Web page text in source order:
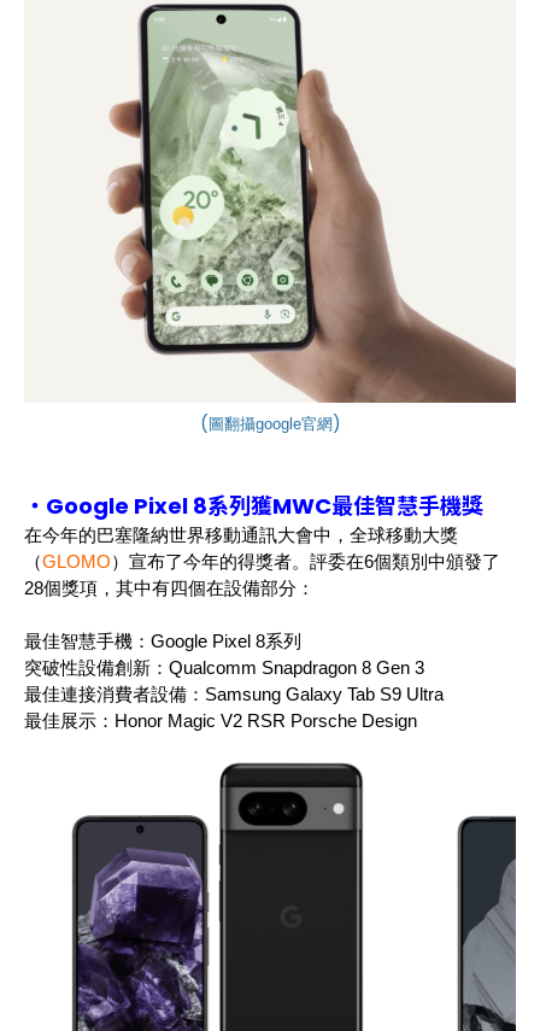
( 圖翻攝google官網)
・Google Pixel 8系列獲MWC最佳智慧手機獎
在今年的巴塞隆納世界移動通訊大會中，全球移動大獎
（GLOMO）宣布了今年的得獎者。評委在6個類別中頒發了
28個獎項，其中有四個在設備部分：
最佳智慧手機： Google Pixel 8系列
突破性設備創新： Qualcomm Snapdragon 8 Gen 3
最佳連接消費者設備： Samsung Galaxy Tab S9 Ultra
最佳展示： Honor Magic V2 RSR Porsche Design